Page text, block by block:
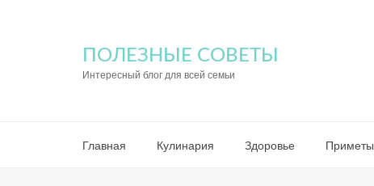
ПОЛЕЗНЫЕ СОВЕТЫ
Интересный блог для всей семьи
Главная Кулинария Здоровье Приметы